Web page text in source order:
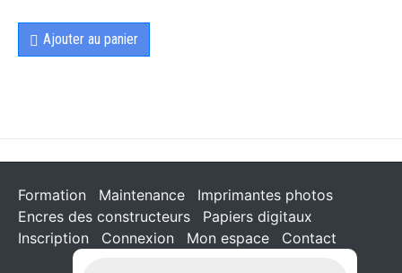
Ajouter au panier
Formation Maintenance
Imprimantes photos
Encres des constructeurs
Papiers digitaux
Inscription
Connexion Mon espace Contact